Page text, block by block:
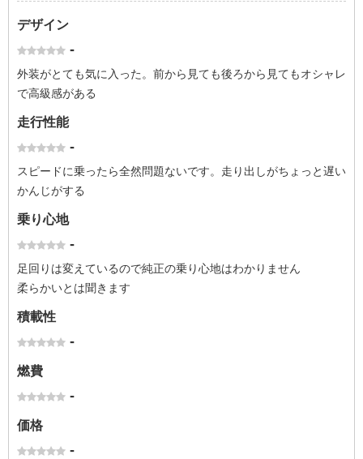
デザイン
-
外装がとても気に入った。前から見ても後ろから見てもオシャレ
で高級感がある
走行性能
-
スピードに乗ったら全然問題ないです。走り出しがちょっと遅い
かんじがする
乗り心地
-
足回りは変えているので純正の乗り心地はわかりません
柔らかいとは聞きます
積載性
-
燃費
-
価格
-